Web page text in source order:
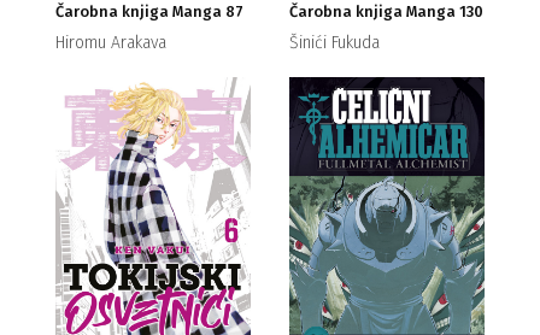
Čarobna knjiga Manga 87
Hiromu Arakava
Čarobna knjiga Manga 130
Šinići Fukuda